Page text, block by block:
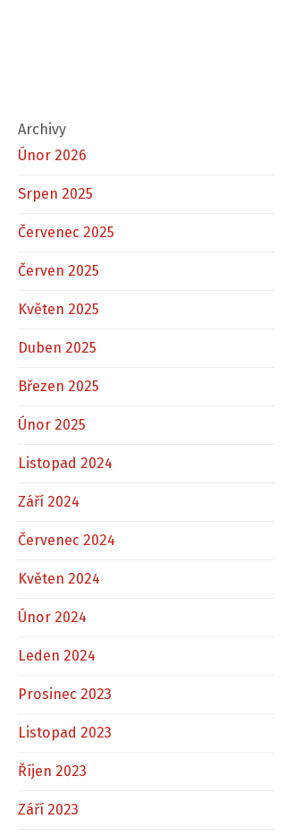
Archivy
Únor 2026
Srpen 2025
Červenec 2025
Červen 2025
Květen 2025
Duben 2025
Březen 2025
Únor 2025
Listopad 2024
Září 2024
Červenec 2024
Květen 2024
Únor 2024
Leden 2024
Prosinec 2023
Listopad 2023
Říjen 2023
Září 2023